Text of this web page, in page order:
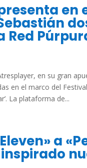
en
Red
en su gran
en el marco del
La plataforma de...
Eleven» a